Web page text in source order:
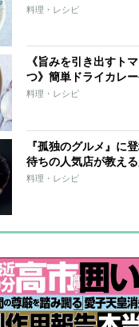
炒めものにしてもおい
料理・レシピ
《旨みを引き出すト
つ》簡単ドライカレ
ネ、和風料理とも相性
料理・レシピ
『孤独のグルメ』に
待ちの人気店が教え
イ風”レシピ 衣をつ
料理・レシピ